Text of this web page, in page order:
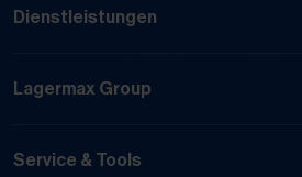
Dienstleistungen
Lagermax Group
Service & Tools